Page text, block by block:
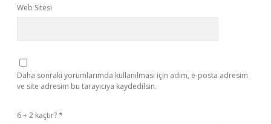
Web Sitesi
Daha sonraki yorumlarımda kullanılması için adım, e-posta adresim
ve site adresim bu tarayıcıya kaydedilsin.
6 + 2 kaçtır?*